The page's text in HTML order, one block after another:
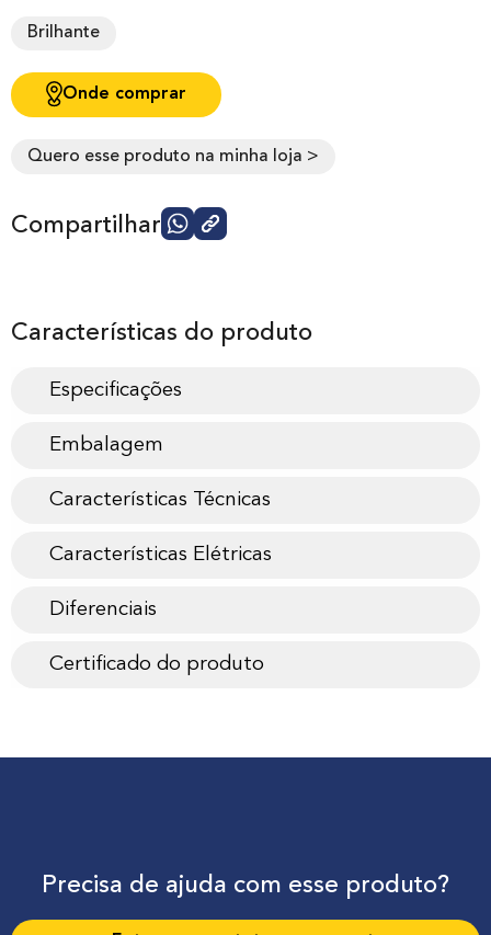
Brilhante
Onde comprar
Quero esse produto na minha loja >
Compartilhar
Características do produto
Especificações
Embalagem
Características Técnicas
Características Elétricas
Diferenciais
Certificado do produto
Precisa de ajuda com esse produto?